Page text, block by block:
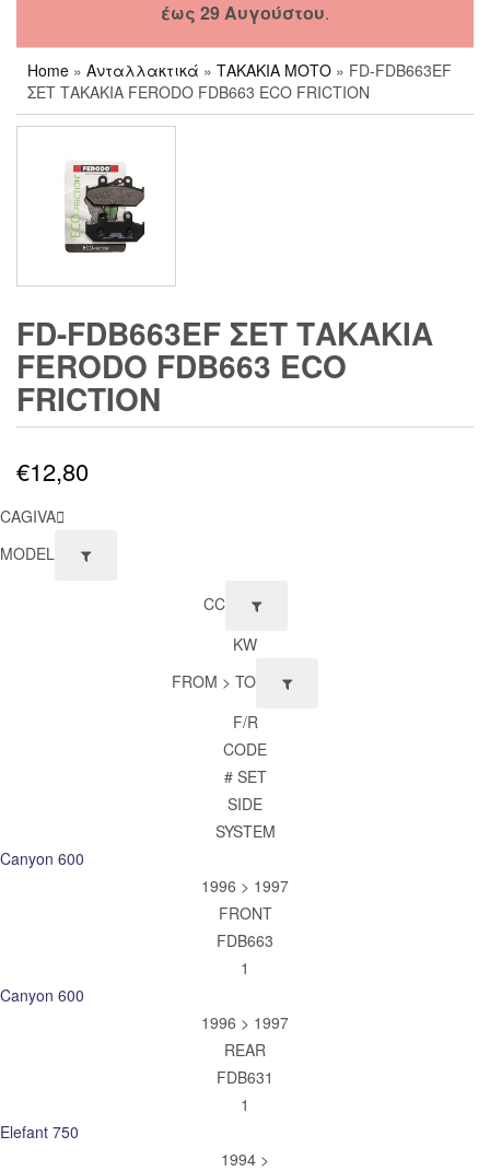
έως 29 Αυγούστου.
Home » Ανταλλακτικά » ΤΑΚΑΚΙΑ ΜΟΤΟ » FD-FDB663EF
ΣΕΤ ΤΑΚΑΚΙΑ FERODO FDB663 ECO FRICTION
FD-FDB663EF ΣΕΤ ΤΑΚΑΚΙΑ
FERODO FDB663 ECO
FRICTION
€12,80
CAGIVA
MODEL
CC
KW
FROM > TO
F/R
CODE
# SET
SIDE
SYSTEM
Canyon 600
1996 > 1997
FRONT
FDB663
1
Canyon 600
1996 > 1997
REAR
FDB631
1
Elefant 750
1994 >